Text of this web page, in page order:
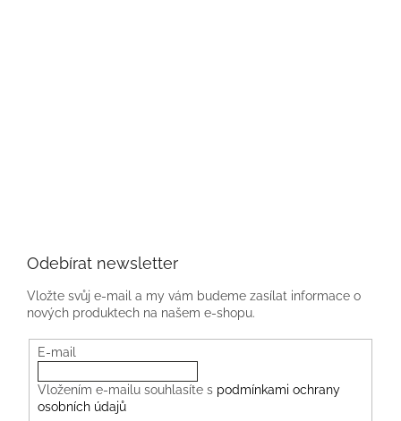
Odebírat newsletter
Vložte svůj e-mail a my vám budeme zasílat informace o
nových produktech na našem e-shopu.
E-mail
Vložením e-mailu souhlasíte s podmínkami ochrany
osobních údajů